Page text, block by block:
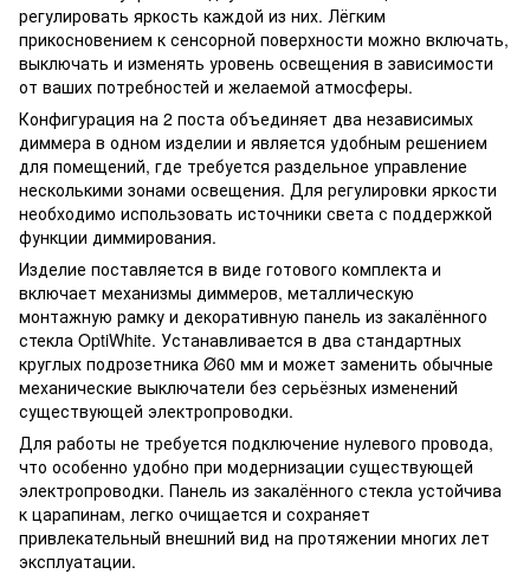
регулировать яркость каждой из них. Лёгким
прикосновением к сенсорной поверхности можно включать,
выключать и изменять уровень освещения в зависимости
от ваших потребностей и желаемой атмосферы.
Конфигурация на 2 поста объединяет два независимых
диммера в одном изделии и является удобным решением
для помещений, где требуется раздельное управление
несколькими зонами освещения. Для регулировки яркости
необходимо использовать источники света с поддержкой
функции диммирования.
Изделие поставляется в виде готового комплекта и
включает механизмы диммеров, металлическую
монтажную рамку и декоративную панель из закалённого
стекла OptiWhite. Устанавливается в два стандартных
круглых подрозетника Ø60 мм и может заменить обычные
механические выключатели без серьёзных изменений
существующей электропроводки.
Для работы не требуется подключение нулевого провода,
что особенно удобно при модернизации существующей
электропроводки. Панель из закалённого стекла устойчива
к царапинам, легко очищается и сохраняет
привлекательный внешний вид на протяжении многих лет
эксплуатации.